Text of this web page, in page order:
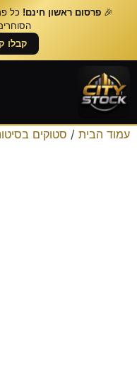
🎉פרסום ראשון חינם!
קבלו
עמוד הבית / סטוקים